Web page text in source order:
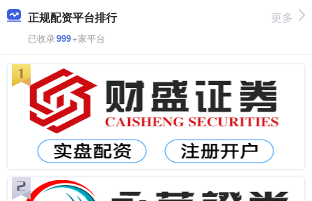
正规配资平台排行
已收录999+家平台
更多